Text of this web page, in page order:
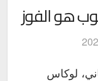
هو الفوز
لوكاس